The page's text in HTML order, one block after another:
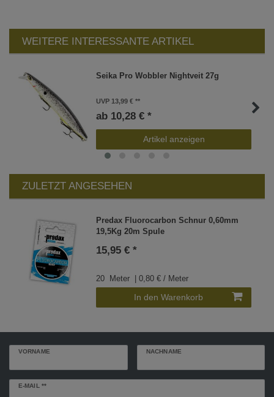
WEITERE INTERESSANTE ARTIKEL
Seika Pro Wobbler Nightveit 27g
UVP 13,99 €
ab 10,28 € *
Artikel anzeigen
ZULETZT ANGESEHEN
Predax Fluorocarbon Schnur 0,60mm
19,5Kg 20m Spule
15,95 € *
20 Meter | 0,80 € / Meter
In den Warenkorb
VORNAME NACHNAME
E-MAIL **
Newsletter